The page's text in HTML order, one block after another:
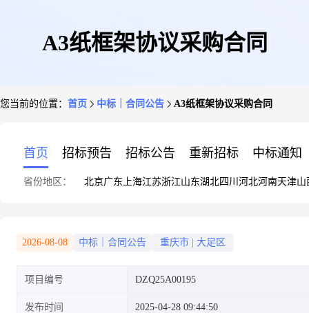
A3纸框架协议采购合同
您当前的位置： 首页 中标｜合同公告 A3纸框架协议采购合同
首页 招标预告 招标公告 重新招标 中标通知
省份地区： 北京广东 上海江苏浙江山东湖北四川 河北河南天津山
2026-08-08 中标｜合同公告 重庆市 大足区
项目编号 DZQ25A00195
发布时间 2025-04-28 09:44:50